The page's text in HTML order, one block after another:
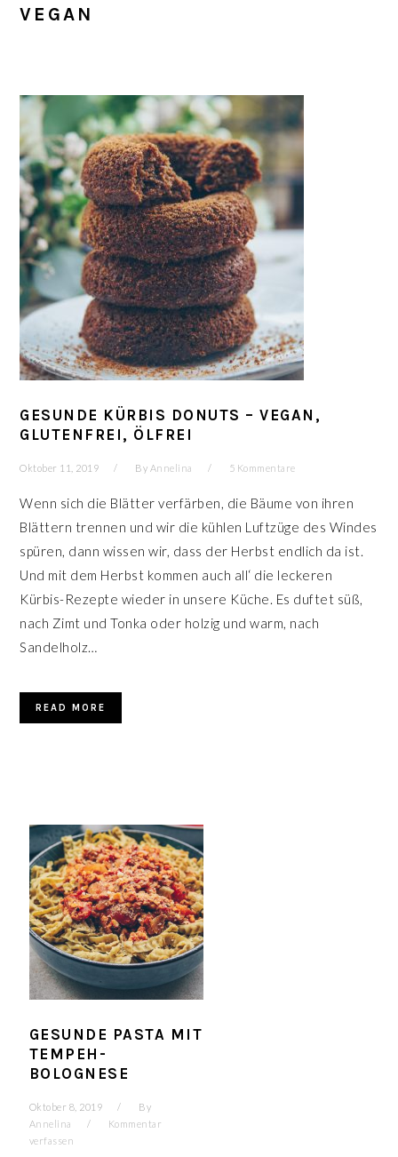
VEGAN
GESUNDE KÜRBIS DONUTS – VEGAN,
GLUTENFREI, ÖLFREI
Oktober 11, 2019 By Annelina 5 Kommentare
Wenn sich die Blätter verfärben, die Bäume von ihren
Blättern trennen und wir die kühlen Luftzüge des Windes
spüren, dann wissen wir, dass der Herbst endlich da ist.
Und mit dem Herbst kommen auch all‘ die leckeren
Kürbis-Rezepte wieder in unsere Küche. Es duftet süß,
nach Zimt und Tonka oder holzig und warm, nach
Sandelholz…
READ MORE
GESUNDE PASTA MIT
TEMPEH-
BOLOGNESE
Oktober 8, 2019
By
Annelina
Kommentar
verfassen